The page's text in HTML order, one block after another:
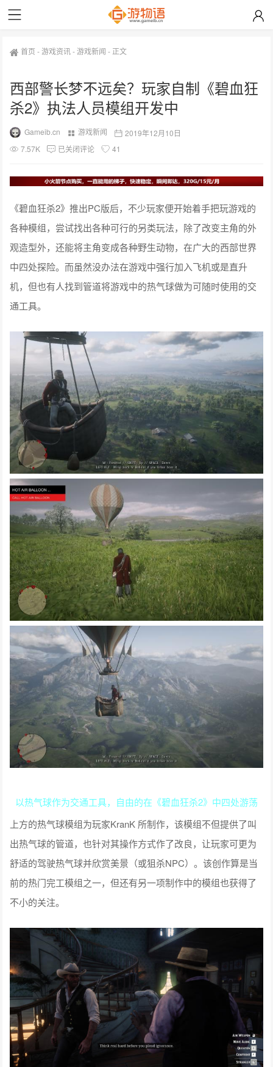
首页 -游戏资讯-游戏新闻 - 正文
西部警长梦不远矣？玩家自制《碧血狂
杀2》执法人员模组开发中
Gameib.cn 游戏新闻
2019年12月10日
7.57K
已关闭评论 41
《碧血狂杀2》推出PC版后，不少玩家便开始着手把玩游戏的
各种模组，尝试找出各种可行的另类玩法，除了改变主角的外
观造型外，还能将主角变成各种野生动物，在广大的西部世界
中四处探险。而虽然没办法在游戏中强行加入飞机或是直升
机，但也有人找到管道将游戏中的热气球做为可随时使用的交
通工具。
以热气球作为交通工具，自由的在《碧血狂杀2》中四处游荡
上方的热气球模组为玩家KranK 所制作，该模组不但提供了叫
出热气球的管道，也针对其操作方式作了改良，让玩家可更为
舒适的驾驶热气球并欣赏美景（或狙杀NPC）。该创作算是当
前的热门完工模组之一，但还有另一项制作中的模组也获得了
不小的关注。